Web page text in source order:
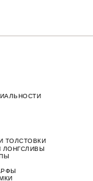
ЛОНГСЛИВЫ
ТОЛСТОВКИ